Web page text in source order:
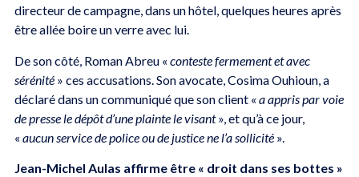
directeur de campagne, dans un hôtel, quelques heures après
être allée boire un verre avec lui.
De son côté, Roman Abreu « conteste fermement et avec
sérénité» ces accusations. Son avocate, Cosima Ouhioun, a
déclaré dans un communiqué que son client « a appris par voie
de presse le dépôt d’une plainte le visant», et qu’à ce jour,
« aucun service de police ou de justice ne l’a sollicité».
Jean-Michel Aulas affirme être « droit dans ses bottes »